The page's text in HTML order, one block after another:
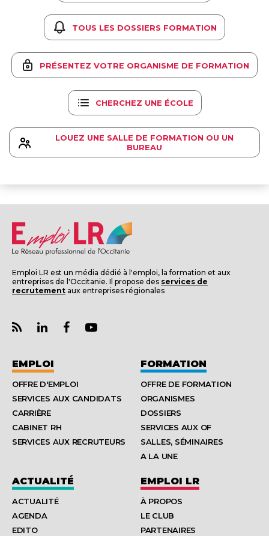
TOUS LES DOSSIERS FORMATION
PRÉSENTEZ VOTRE ORGANISME DE FORMATION
CHERCHEZ UNE ÉCOLE
LOUEZ UNE SALLE DE FORMATION OU UN
BUREAU
Emploi LR est un média dédié à l'emploi, la formation et aux
entreprises de l'Occitanie. Il propose des services de
recrutement aux entreprises régionales
EMPLOI
OFFRE D'EMPLOI
SERVICES AUX CANDIDATS
CARRIÈRE
CABINET RH
SERVICES AUX RECRUTEURS
FORMATION
OFFRE DE FORMATION
ORGANISMES
DOSSIERS
SERVICES AUX OF
SALLES, SÉMINAIRES
A LA UNE
ACTUALITÉ
ACTUALITÉ
AGENDA
EDITO
EMPLOI LR
À PROPOS
LE CLUB
PARTENAIRES